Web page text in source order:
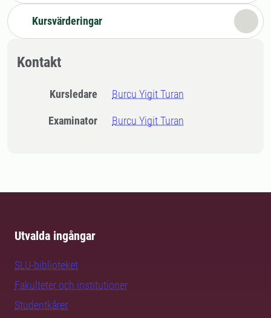
Kursvärderingar
Kontakt
Kursledare Burcu Yigit Turan
Examinator Burcu Yigit Turan
Utvalda ingångar
SLU-biblioteket
Fakulteter och institutioner
Studentkårer